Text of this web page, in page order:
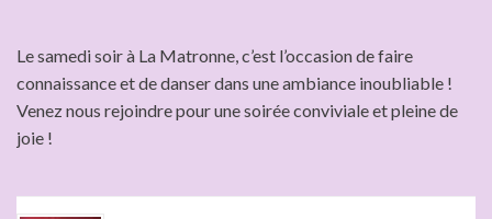
Le samedi soir à La Matronne, c’est l’occasion de faire
connaissance et de danser dans une ambiance inoubliable !
Venez nous rejoindre pour une soirée conviviale et pleine de
joie !